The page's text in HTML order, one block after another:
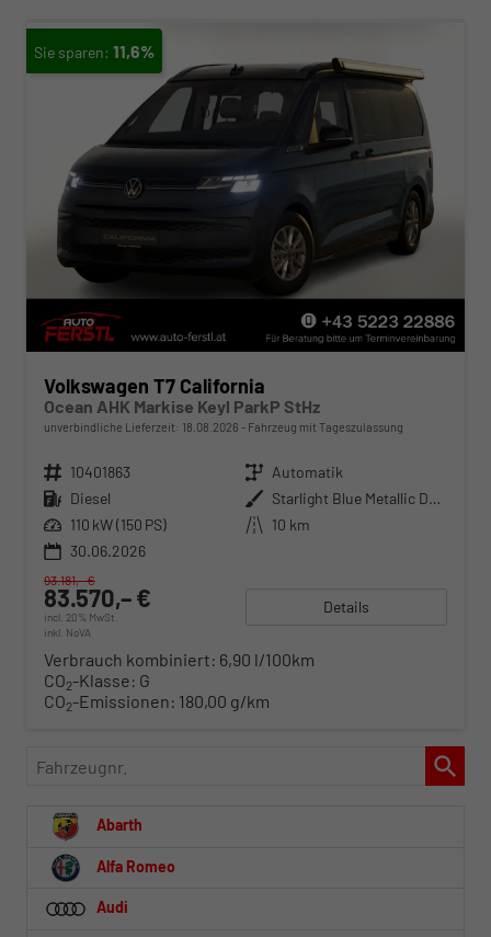
11,6%
Volkswagen T7 California
Ocean AHK Markise Keyl ParkP StHz
unverbindliche Lieferzeit: 18.08.2026 Fahrzeug mit Tageszulassung
Fahrzeugnr. 10401863 Getriebe Automatik
Kraftstoff Diesel Außenfarbe
Starlight Blue Metallic Deep Bla
Leistung 110 kW (150 PS) Kilometerstand 10 km
30.06.2026
83.570,– €
incl. 20% MwSt.
inkl. NoVA
93.181,– €
Details
Verbrauch kombiniert: 6,90 l/100km
CO2-Klasse: G
CO2-Emissionen: 180,00 g/km
Fahrzeugnr.
Abarth
Alfa Romeo
Audi